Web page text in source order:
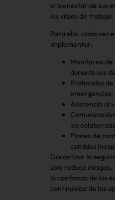
el bienestar de sus
los viajes de trabajo.
Para ello, cada vez
implementar:
Monitoreo de
durante sus
Protocolos
emergencias.
Asistencia al
los
Planes de
cambios
Garantizar la
solo reduce
la confianza de los
continuidad de las